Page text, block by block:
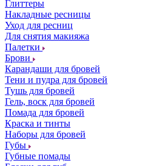
Глиттеры
Накладные ресницы
Уход для ресниц
Для снятия макияжа
Палетки
Брови
Карандаши для бровей
Тени и пудра для бровей
Тушь для бровей
Гель, воск для бровей
Помада для бровей
Краска и тинты
Наборы для бровей
Губы
Губные помады